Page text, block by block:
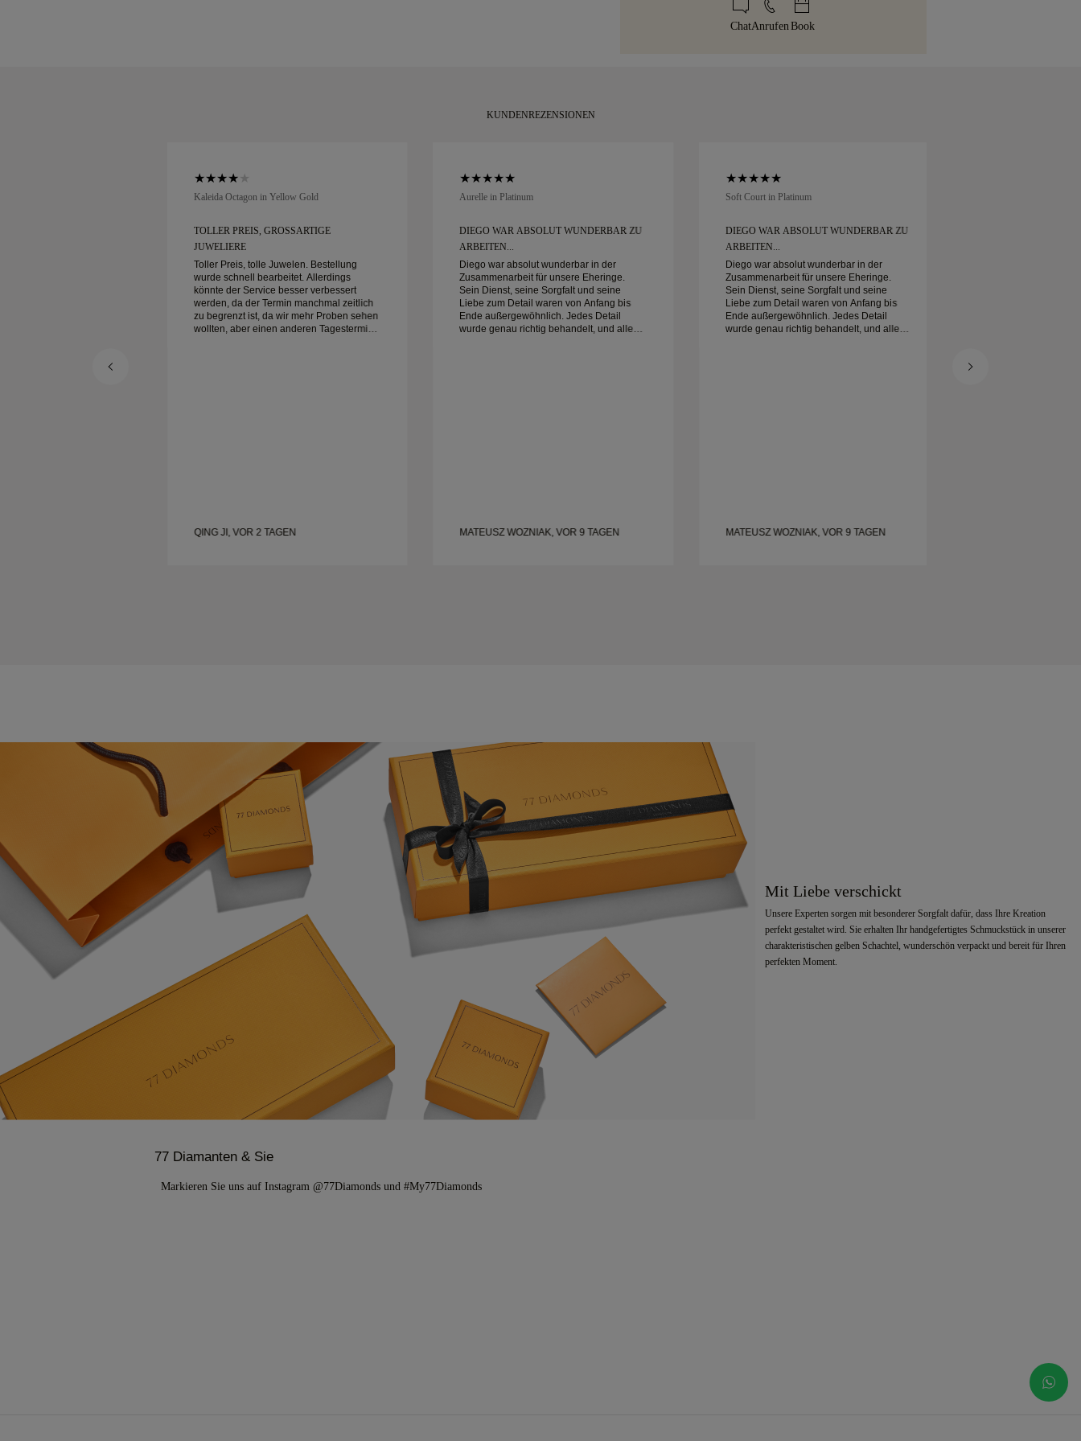
.
ChatAnrufenBook
KUNDENREZENSIONEN
Kaleida Octagon in Yellow Gold
TOLLER PREIS, GROSSARTIGE J
UWELIERE
Toller Preis, tolle Juwelen. Bestellung
wurde schnell bearbeitet. Allerdings
könnte der Service besser verbessert
werden, da der Termin manchmal zeitlich
zu begrenzt ist, da wir mehr Proben sehen
wollten, aber einen anderen Tagestermin
QING JI, VOR 2 TAGEN
Aurelle in Platinum
DIEGO WAR ABSOLUT WUNDERBAR ZU
ARBEITEN...
Diego war absolut wunderbar in der
Zusammenarbeit für unsere Eheringe.
Sein Dienst, seine Sorgfalt und seine
Liebe zum Detail waren von Anfang bis
Ende außergewöhnlich. Jedes Detail
wurde genau richtig behandelt, und alles
MATEUSZ WOZNIAK, VOR 9 TAGEN
Soft Court in Platinum
DIEGO WAR ABSOLUT WUNDERBAR ZU
ARBEITEN...
Diego war absolut wunderbar in der
Zusammenarbeit für unsere Eheringe.
Sein Dienst, seine Sorgfalt und seine
Liebe zum Detail waren von Anfang bis
Ende außergewöhnlich. Jedes Detail
wurde genau richtig behandelt, und alles
MATEUSZ WOZNIAK, VOR 9 TAGEN
Mit Liebe verschickt
Unsere Experten sorgen mit besonderer Sorgfalt dafür, dass Ihre Kreation
perfekt gestaltet wird. Sie erhalten Ihr handgefertigtes Schmuckstück in unserer
charakteristischen gelben Schachtel, wunderschön verpackt und bereit für Ihren
perfekten Moment.
77 Diamanten & Sie
Markieren Sie uns auf Instagram @77Diamonds und #My77Diamonds